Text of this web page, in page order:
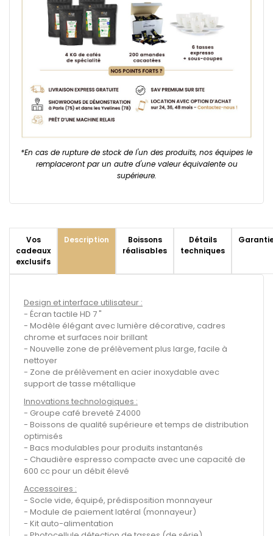
*En cas de rupture de stock de l'un des produits, nos équipes le
remplaceront par un autre d'une valeur équivalente ou
supérieure.
Vos
cadeaux
exclusifs
Description
Boissons
réalisables
Détails
techniques
Design et interface utilisateur :
- Écran tactile HD 7 "
- Modèle élégant avec lumière décorative, cadres
chrome et surfaces noir brillant
- Nouvelle zone de prélèvement plus large, facile à
nettoyer
- Zone de prélèvement en acier inoxydable avec
support de tasse métallique
Innovations technologiques :
- Groupe café breveté Z4000
- Boissons de qualité supérieure et temps de distribution
optimisés
- Bacs modulables pour produits instantanés
- Chaudière espresso compacte avec une capacité de
600 cc pour un débit élevé
Accessoires :
- Socle vide, équipé, prédisposition monnayeur
- Module de paiement latéral (monnayeur)
- Kit auto-alimentation